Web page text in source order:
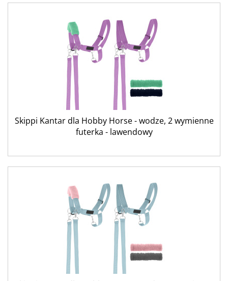
Skippi Kantar dla Hobby Horse - wodze, 2 wymienne
futerka - lawendowy